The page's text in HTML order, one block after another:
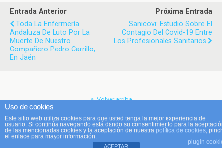
Entrada Anterior
Toda La Enfermería
Andaluza De Luto Por La
Muerte De Nuestro
Compañero Pedro Carrillo,
En Jaén
Próxima Entrada
Sanicovi: Estudio Sobre El
Contagio Del Covid-19 Entre
Los Profesionales Sanitarios
Volver arriba
Móvil Escritorio
Uso de cookies
Este sitio web utiliza cookies para que usted tenga la mejor experiencia de
usuario. Si continúa navegando está dando su consentimiento para la
de las mencionadas cookies y la aceptación de nuestra política de cookies ,
el enlace para mayor información.
plugin
ACEPTAR